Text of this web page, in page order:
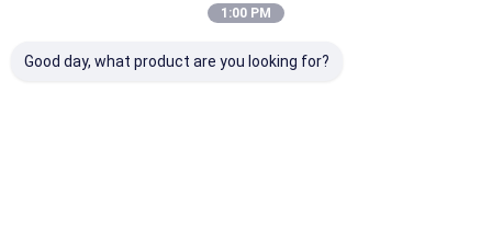
1:00 PM
Good day, what product are you looking for?